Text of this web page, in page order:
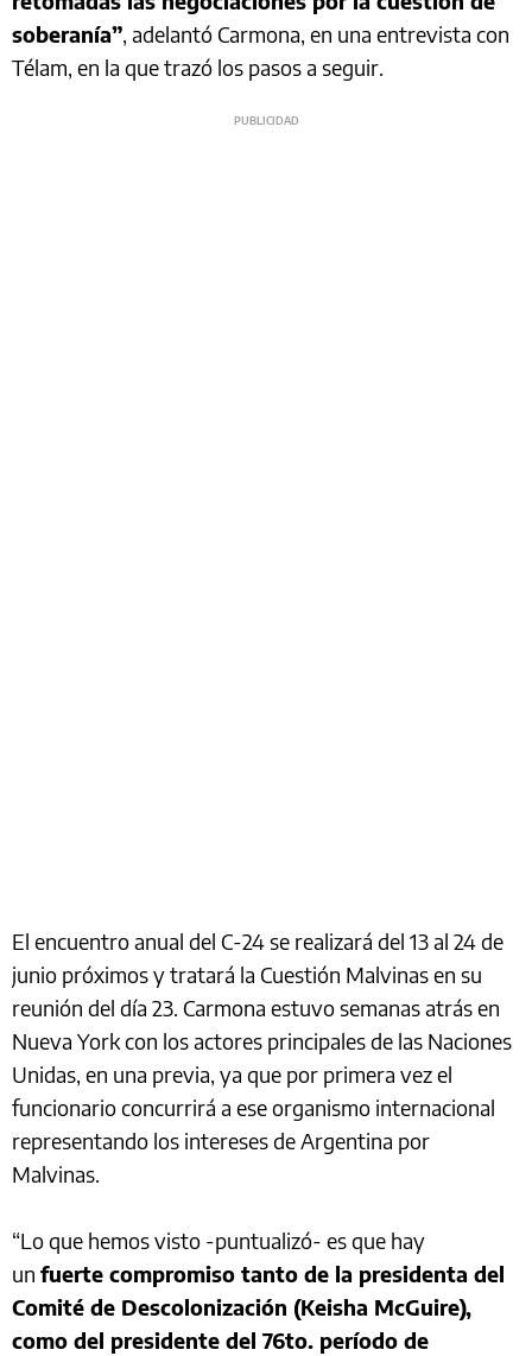
soberanía”, adelantó Carmona, en una entrevista con
Télam, en la que trazó los pasos a seguir.
El encuentro anual del C-24 se realizará del 13 al 24 de
junio próximos y tratará la Cuestión Malvinas en su
reunión del día 23. Carmona estuvo semanas atrás en
Nueva York con los actores principales de las Naciones
Unidas, en una previa, ya que por primera vez el
funcionario concurrirá a ese organismo internacional
representando los intereses de Argentina por
Malvinas.
“Lo que hemos visto -puntualizó- es que hay
un fuerte compromiso tanto de la presidenta del
Comité de Descolonización (Keisha McGuire),
como del presidente del 76to. período de